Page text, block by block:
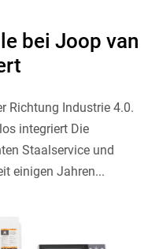
bei Joop van
Richtung Industrie 4.0.
integriert Die
Staalservice und
einigen Jahren...